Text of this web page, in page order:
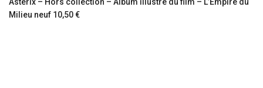
Milieu neuf 10,50 €